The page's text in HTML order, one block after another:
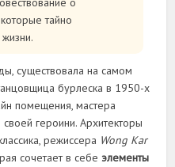
тайно
существовала на самом
бурлеска в 1950-х
помещения, мастера
героини. Архитекторы
режиссера Wong Kar
сочетает в себеэлементы